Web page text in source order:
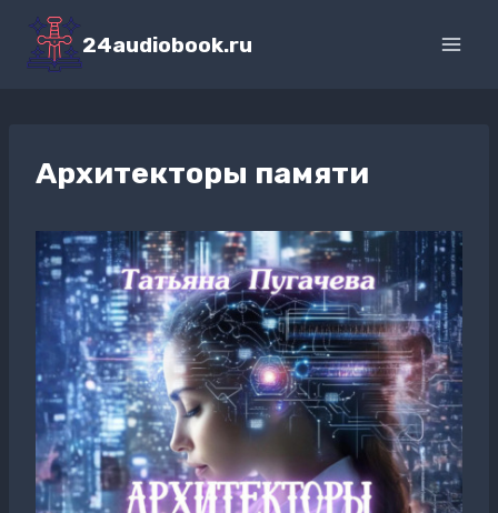
Перейти
содержимому
24audiobook.ru
Архитекторы памяти